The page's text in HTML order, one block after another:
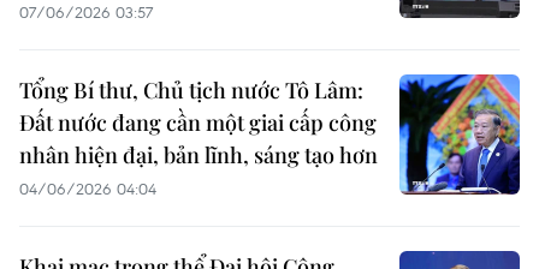
07/06/2026 03:57
Tổng Bí thư, Chủ tịch nước Tô Lâm:
Đất nước đang cần một giai cấp công
nhân hiện đại, bản lĩnh, sáng tạo hơn
04/06/2026 04:04